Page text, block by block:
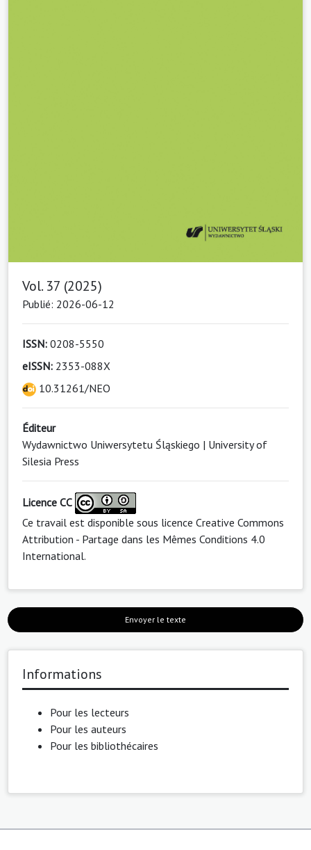
Vol. 37 (2025)
Publié: 2026-06-12
ISSN: 0208-5550
eISSN: 2353-088X
10.31261/NEO
Éditeur
Wydawnictwo Uniwersytetu Śląskiego | University of
Silesia Press
Licence CC
Ce travail est disponible sous licence Creative Commons
Attribution - Partage dans les Mêmes Conditions 4.0
International.
Envoyer le texte
Informations
Pour les lecteurs
Pour les auteurs
Pour les bibliothécaires